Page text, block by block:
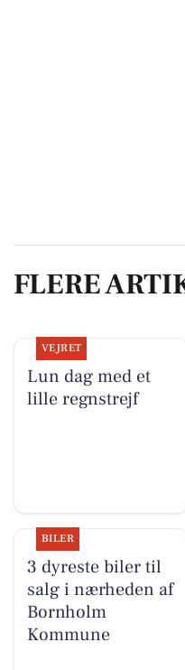
FLERE
VEJRET
Lun dag med et
lille regnstrejf
BILER
3 dyreste biler til
salg i nærheden af
Bornholm
Kommune